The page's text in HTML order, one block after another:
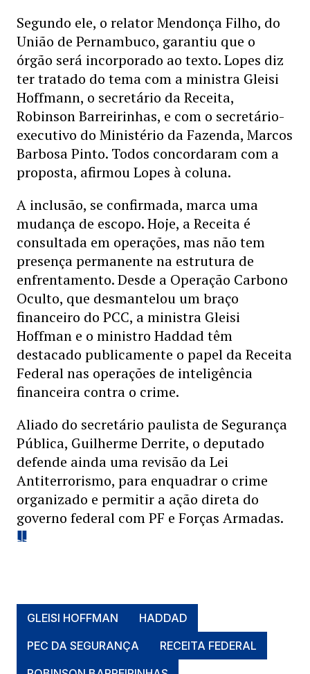
Segundo ele, o relator Mendonça Filho, do
União de Pernambuco, garantiu que o
órgão será incorporado ao texto. Lopes diz
ter tratado do tema com a ministra Gleisi
Hoffmann, o secretário da Receita,
Robinson Barreirinhas, e com o secretário-
executivo do Ministério da Fazenda, Marcos
Barbosa Pinto. Todos concordaram com a
proposta, afirmou Lopes à coluna.
A inclusão, se confirmada, marca uma
mudança de escopo. Hoje, a Receita é
consultada em operações, mas não tem
presença permanente na estrutura de
enfrentamento. Desde a Operação Carbono
Oculto, que desmantelou um braço
financeiro do PCC, a ministra Gleisi
Hoffman e o ministro Haddad têm
destacado publicamente o papel da Receita
Federal nas operações de inteligência
financeira contra o crime.
Aliado do secretário paulista de Segurança
Pública, Guilherme Derrite, o deputado
defende ainda uma revisão da Lei
Antiterrorismo, para enquadrar o crime
organizado e permitir a ação direta do
governo federal com PF e Forças Armadas.
GLEISI HOFFMAN
HADDAD
PEC DA SEGURANÇA
RECEITA FEDERAL